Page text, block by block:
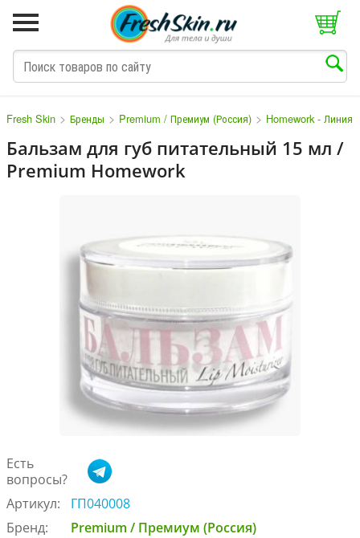
Fresh Skin > Бренды > Premium / Премиум (Россия) > Homework - Линия
Бальзам для губ питательный 15 мл /
Premium Homework
Есть
вопросы?
Артикул:
ГП040008
Бренд:
Premium / Премиум (Россия)